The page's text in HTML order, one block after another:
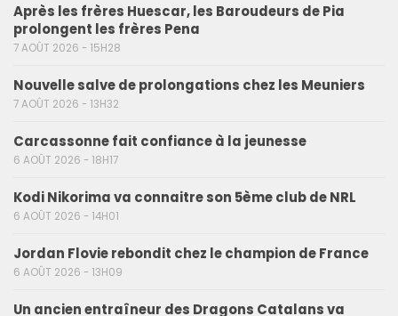
Après les frères Huescar, les Baroudeurs de Pia
prolongent les frères Pena
7 AOÛT 2026 - 15H28
Nouvelle salve de prolongations chez les Meuniers
7 AOÛT 2026 - 13H32
Carcassonne fait confiance à la jeunesse
6 AOÛT 2026 - 18H17
Kodi Nikorima va connaitre son 5ème club de NRL
6 AOÛT 2026 - 14H01
Jordan Flovie rebondit chez le champion de France
6 AOÛT 2026 - 13H09
Un ancien entraîneur des Dragons Catalans va